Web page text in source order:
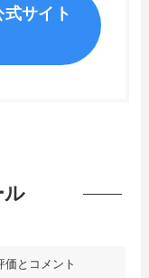
サイト
ル
価とコメント